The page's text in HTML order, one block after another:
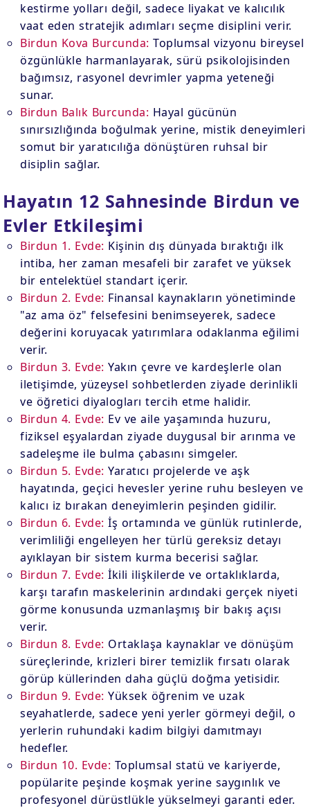
kestirme yolları değil, sadece liyakat ve kalıcılık
vaat eden stratejik adımları seçme disiplini verir.
Birdun Kova Burcunda: Toplumsal vizyonu bireysel
özgünlükle harmanlayarak, sürü psikolojisinden
bağımsız, rasyonel devrimler yapma yeteneği
sunar.
Birdun Balık Burcunda: Hayal gücünün
sınırsızlığında boğulmak yerine, mistik deneyimleri
somut bir yaratıcılığa dönüştüren ruhsal bir
disiplin sağlar.
Hayatın 12 Sahnesinde Birdun ve
Evler Etkileşimi
Birdun 1. Evde: Kişinin dış dünyada bıraktığı ilk
intiba, her zaman mesafeli bir zarafet ve yüksek
bir entelektüel standart içerir.
Birdun 2. Evde: Finansal kaynakların yönetiminde
"az ama öz" felsefesini benimseyerek, sadece
değerini koruyacak yatırımlara odaklanma eğilimi
verir.
Birdun 3. Evde: Yakın çevre ve kardeşlerle olan
iletişimde, yüzeysel sohbetlerden ziyade derinlikli
ve öğretici diyalogları tercih etme halidir.
Birdun 4. Evde: Ev ve aile yaşamında huzuru,
fiziksel eşyalardan ziyade duygusal bir arınma ve
sadeleşme ile bulma çabasını simgeler.
Birdun 5. Evde: Yaratıcı projelerde ve aşk
hayatında, geçici hevesler yerine ruhu besleyen ve
kalıcı iz bırakan deneyimlerin peşinden gidilir.
Birdun 6. Evde: İş ortamında ve günlük rutinlerde,
verimliliği engelleyen her türlü gereksiz detayı
ayıklayan bir sistem kurma becerisi sağlar.
Birdun 7. Evde: İkili ilişkilerde ve ortaklıklarda,
karşı tarafın maskelerinin ardındaki gerçek niyeti
görme konusunda uzmanlaşmış bir bakış açısı
verir.
Birdun 8. Evde: Ortaklaşa kaynaklar ve dönüşüm
süreçlerinde, krizleri birer temizlik fırsatı olarak
görüp küllerinden daha güçlü doğma yetisidir.
Birdun 9. Evde: Yüksek öğrenim ve uzak
seyahatlerde, sadece yeni yerler görmeyi değil, o
yerlerin ruhundaki kadim bilgiyi damıtmayı
hedefler.
Birdun 10. Evde: Toplumsal statü ve kariyerde,
popülarite peşinde koşmak yerine saygınlık ve
profesyonel dürüstlükle yükselmeyi garanti eder.